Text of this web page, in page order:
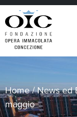
Home/News ed
maggio